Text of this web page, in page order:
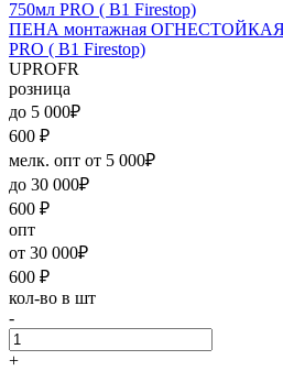
ПЕНА монтажная ОГНЕСТОЙКАЯ
PRO ( B1 Firestop)
UPROFR
розница
до 5 000₽
600 ₽
мелк. опт от 5 000₽
до 30 000₽
600 ₽
опт
от 30 000₽
600 ₽
кол-во в шт
-
+